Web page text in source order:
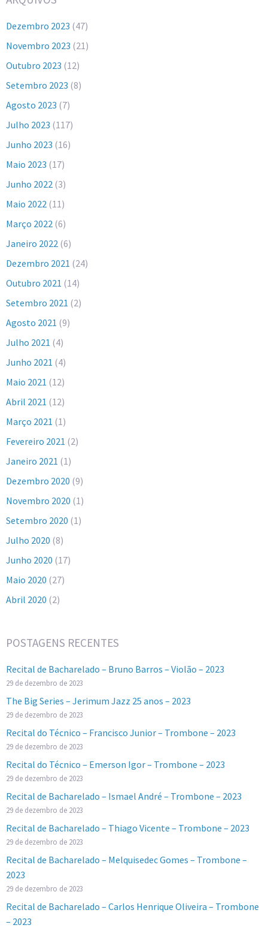
Dezembro 2023 (47)
Novembro 2023 (21)
Outubro 2023 (12)
Setembro 2023 (8)
Agosto 2023 (7)
Julho 2023 (117)
Junho 2023 (16)
Maio 2023 (17)
Junho 2022 (3)
Maio 2022 (11)
Março 2022 (6)
Janeiro 2022 (6)
Dezembro 2021 (24)
Outubro 2021 (14)
Setembro 2021 (2)
Agosto 2021 (9)
Julho 2021 (4)
Junho 2021 (4)
Maio 2021 (12)
Abril 2021 (12)
Março 2021 (1)
Fevereiro 2021 (2)
Janeiro 2021 (1)
Dezembro 2020 (9)
Novembro 2020 (1)
Setembro 2020 (1)
Julho 2020 (8)
Junho 2020 (17)
Maio 2020 (27)
Abril 2020 (2)
POSTAGENS RECENTES
Recital de Bacharelado – Bruno Barros – Violão – 2023
29 de dezembro de 2023
The Big Series – Jerimum Jazz 25 anos – 2023
29 de dezembro de 2023
Recital do Técnico – Francisco Junior – Trombone – 2023
29 de dezembro de 2023
Recital do Técnico – Emerson Igor – Trombone – 2023
29 de dezembro de 2023
Recital de Bacharelado – Ismael André – Trombone – 2023
29 de dezembro de 2023
Recital de Bacharelado – Thiago Vicente – Trombone – 2023
29 de dezembro de 2023
Recital de Bacharelado – Melquisedec Gomes – Trombone –
2023
29 de dezembro de 2023
Recital de Bacharelado – Carlos Henrique Oliveira – Trombone
– 2023